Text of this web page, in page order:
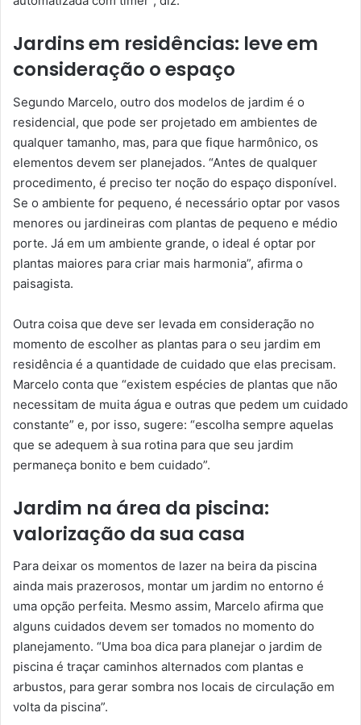
Jardins em residências: leve em
consideração o espaço
Segundo Marcelo, outro dos modelos de jardim é o
residencial, que pode ser projetado em ambientes de
qualquer tamanho, mas, para que fique harmônico, os
elementos devem ser planejados. “Antes de qualquer
procedimento, é preciso ter noção do espaço disponível.
Se o ambiente for pequeno, é necessário optar por vasos
menores ou jardineiras com plantas de pequeno e médio
porte. Já em um ambiente grande, o ideal é optar por
plantas maiores para criar mais harmonia”, afirma o
paisagista.
Outra coisa que deve ser levada em consideração no
momento de escolher as plantas para o seu jardim em
residência é a quantidade de cuidado que elas precisam.
Marcelo conta que “existem espécies de plantas que não
necessitam de muita água e outras que pedem um cuidado
constante” e, por isso, sugere: “escolha sempre aquelas
que se adequem à sua rotina para que seu jardim
permaneça bonito e bem cuidado”.
Jardim na área da piscina:
valorização da sua casa
Para deixar os momentos de lazer na beira da piscina
ainda mais prazerosos, montar um jardim no entorno é
uma opção perfeita. Mesmo assim, Marcelo afirma que
alguns cuidados devem ser tomados no momento do
planejamento. “Uma boa dica para planejar o jardim de
piscina é traçar caminhos alternados com plantas e
arbustos, para gerar sombra nos locais de circulação em
volta da piscina”.